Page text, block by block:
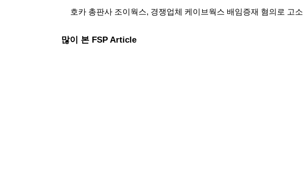
호카 총판사 조이웍스, 경쟁업체 케이브웍스 배임증재 혐의로 고소
많이 본 FSP Article